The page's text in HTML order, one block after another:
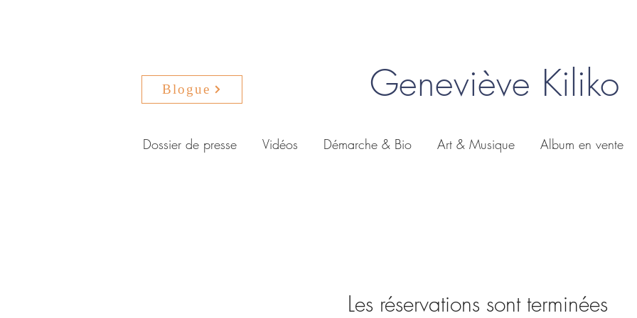
Blogue Geneviève Kiliko
Dossier de presse Vidéos Démarche & Bio Art & Musique Album en vente
Les réservations sont terminées